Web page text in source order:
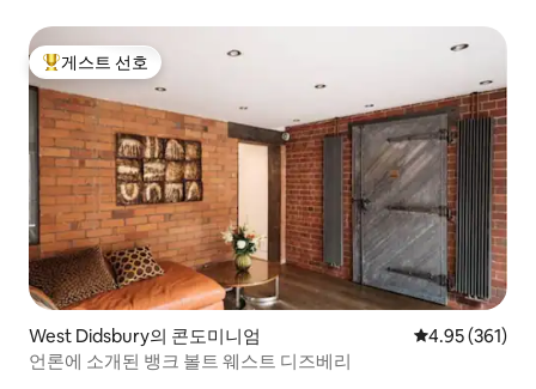
상위 게스트 선호
게스트 선호
West Didsbury의 콘도미니엄 평점 4.95점(5
4.95 (361)
언론에 소개된 뱅크 볼트 웨스트 디즈베리